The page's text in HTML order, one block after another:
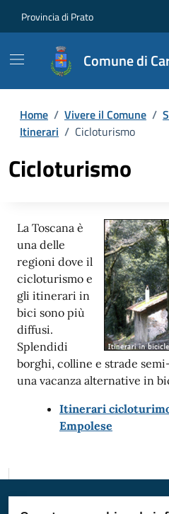
Provincia di Prato
Comune di
Home / Vivere il Comune /
Itinerari / Cicloturismo
Cicloturismo
La Toscana è
una delle
regioni dove il
cicloturismo e
gli itinerari in
bici sono più
diffusi.
Splendidi
borghi, colline e strade
una vacanza alternative in
Itinerari
Empolese